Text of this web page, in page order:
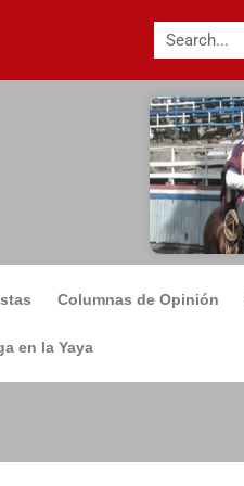
Columnas de Opinión
en la Yaya